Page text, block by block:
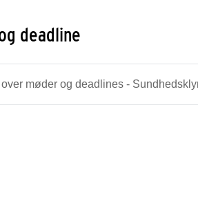
deadline
møder og deadlines -